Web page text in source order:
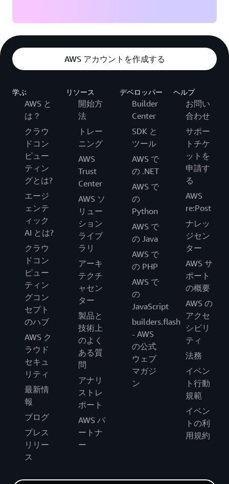
AWS アカウントを作成する
学ぶ
AWS と
は？
クラウ
ドコン
ピュー
ティン
グとは?
エージ
ェンテ
ィック
AI とは?
クラウ
ドコン
ピュー
ティン
グコン
セプト
のハブ
AWS ク
ラウド
セキュ
リティ
最新情
報
ブログ
プレス
リリー
ス
リソース
開始方
法
トレー
ニング
AWS
Trust
Center
AWS ソ
リュー
ション
ライブ
ラリ
アーキ
テクチ
ャセン
ター
製品と
技術上
のよく
ある質
問
アナリ
ストレ
ポート
AWS パ
ートナ
ー
デベロッパー
Builder
Center
SDK と
ツール
AWS で
の .NET
AWS で
の
Python
AWS で
の Java
AWS で
の PHP
AWS で
の
JavaScript
builders.flash
- AWS
の公式
ウェブ
マガジ
ン
ヘルプ
お問い
合わせ
サポー
トチケ
ットを
申請す
る
AWS
re:Post
ナレッ
ジセン
ター
AWS サ
ポート
の概要
AWS の
アクセ
シビリ
ティ
法務
イベン
ト行動
規範
イベン
トの利
用規約